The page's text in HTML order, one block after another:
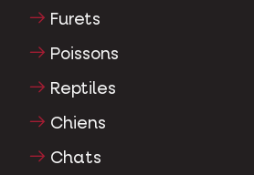
Furets
Poissons
Reptiles
Chiens
Chats